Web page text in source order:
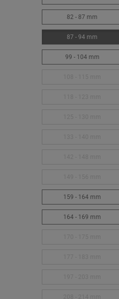
82 - 87 mm
87 - 94 mm
99 - 104 mm
159 - 164 mm
164 - 169 mm